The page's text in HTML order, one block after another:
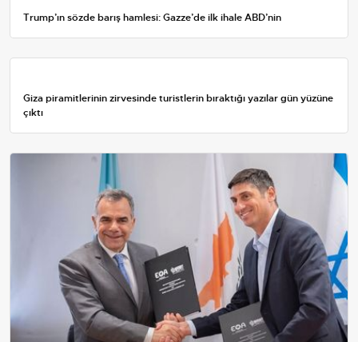
Trump’ın sözde barış hamlesi: Gazze’de ilk ihale ABD’nin
Giza piramitlerinin zirvesinde turistlerin bıraktığı yazılar gün yüzüne
çıktı